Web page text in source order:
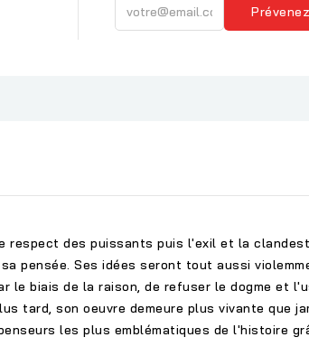
respect des puissants puis l'exil et la
pensée. Ses idées seront tout aussi
le biais de la raison, de refuser le dogme et
tard, son oeuvre demeure plus vivante que
les plus emblématiques de l'histoire